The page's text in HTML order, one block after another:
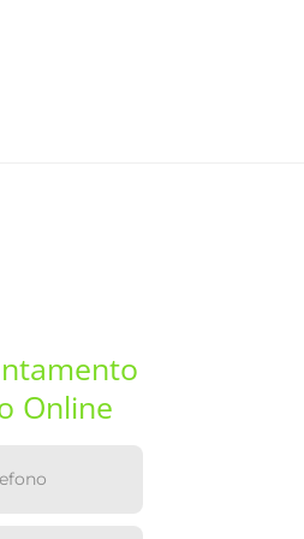
Online